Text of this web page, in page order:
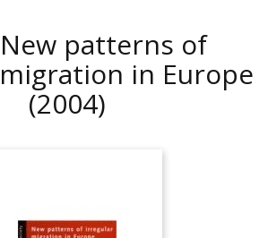
New patterns of
in Europe
(2004)